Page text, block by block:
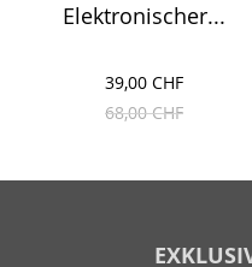
Elektronischer...
39,00 CHF
68,00 CHF